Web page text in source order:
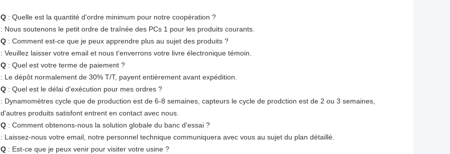
Q : Quelle est la quantité d'ordre minimum pour notre coopération ?
: Nous soutenons le petit ordre de traînée des PCs 1 pour les produits courants.
Q : Comment est-ce que je peux apprendre plus au sujet des produits ?
: Veuillez laisser votre email et nous t'enverrons votre livre électronique témoin.
Q : Quel est votre terme de paiement ?
: Le dépôt normalement de 30% T/T, payent entièrement avant expédition.
Q : Quel est le délai d'exécution pour mes ordres ?
: Dynamomètres cycle que de production est de 6-8 semaines, capteurs le cycle de prodction est de 2 ou 3 semaines,
d'autres produits satisfont entrent en contact avec nous.
Q : Comment obtenons-nous la solution globale du banc d'essai ?
: Laissez-nous votre email, notre personnel technique communiquera avec vous au sujet du plan détaillé.
Q : Est-ce que je peux venir pour visiter votre usine ?